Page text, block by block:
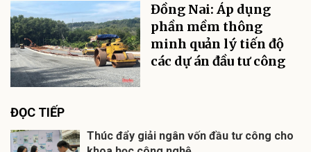
Đồng Nai: Áp dụng
phần mềm thông
minh quản lý tiến độ
các dự án đầu tư công
ĐỌC TIẾP
Thúc đẩy giải ngân vốn đầu tư công cho